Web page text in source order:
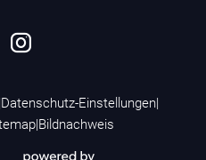
Datenschutz-Einstellungen|
|Bildnachweis